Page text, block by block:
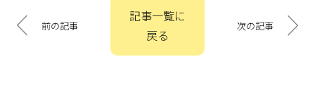
稿
ナ
前の記事
記事一覧に
戻る
次の記事